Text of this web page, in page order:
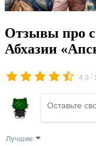
Отзывы про
Абхазии
4.3 /
Лучшие